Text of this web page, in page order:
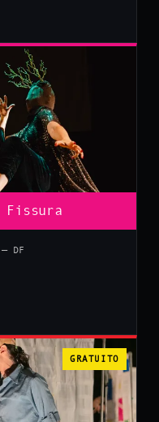
Fissura
DF
GRATUITO